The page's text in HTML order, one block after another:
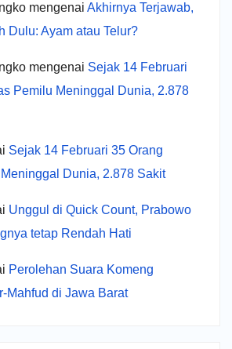
mengenai Akhirnya Terjawab,
Dulu: Ayam atau Telur?
mengenai Sejak 14 Februari
Pemilu Meninggal Dunia, 2.878
Sejak 14 Februari 35 Orang
Dunia, 2.878 Sakit
Unggul di Quick Count, Prabowo
tetap Rendah Hati
Perolehan Suara Komeng
Mahfud di Jawa Barat